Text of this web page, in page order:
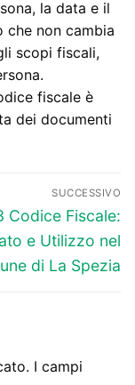
la data e il
che non cambia
scopi fiscali,
fiscale è
dei documenti
SUCCESSIVO
Codice Fiscale:
e Utilizzo nel
di La Spezia
I campi